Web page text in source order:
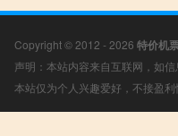
Copyright © 2012 - 2026 特价机
声明：本站内容来自互联网，如
本站仅为个人兴趣爱好，不接盈